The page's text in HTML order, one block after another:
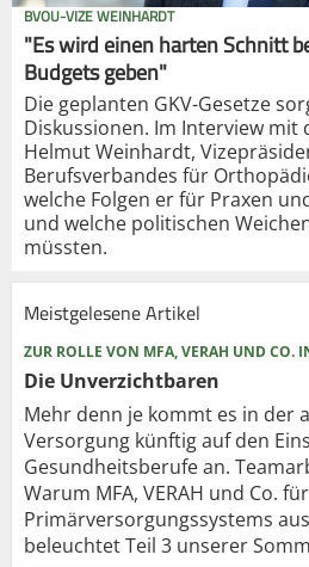
BVOU-VIZE WEINHARDT
"Es wird einen harten Schnitt
Budgets geben"
Die geplanten GKV-Gesetze
Diskussionen. Im Interview mit
Helmut Weinhardt,
Berufsverbandes für
welche Folgen er für Praxen
und welche politischen
müssten.
Meistgelesene Artikel
ZUR ROLLE VON MFA, VERAH UND CO.
Die Unverzichtbaren
Mehr denn je kommt es in der
Versorgung künftig auf den
Gesundheitsberufe an.
Warum MFA, VERAH und Co.
Primärversorgungssystems
beleuchtet Teil 3 unserer